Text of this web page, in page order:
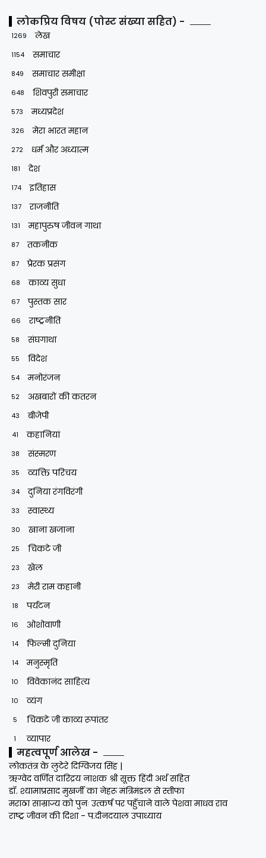
लोकप्रिय विषय (पोस्ट संख्या सहित) -
1269 लेख
1154 समाचार
849 समाचार समीक्षा
648 शिवपुरी समाचार
573 मध्यप्रदेश
326 मेरा भारत महान
272 धर्म और अध्यात्म
181 देश
174 इतिहास
137 राजनीति
131 महापुरुष जीवन गाथा
87 तकनीक
87 प्रेरक प्रसंग
68 काव्य सुधा
67 पुस्तक सार
66 राष्ट्रनीति
58 संघगाथा
55 विदेश
54 मनोरंजन
52 अखबारों की कतरन
43 बीजेपी
41 कहानियां
38 संस्मरण
35 व्यक्ति परिचय
34 दुनिया रंगविरंगी
33 स्वास्थ्य
30 खाना खजाना
25 चिकटे जी
23 खेल
23 मेरी राम कहानी
18 पर्यटन
16 ओशोवाणी
14 फिल्मी दुनिया
14 मनुस्मृति
10 विवेकानंद साहित्य
10 व्यंग
5 चिकटे जी काव्य रूपांतर
1 व्यापार
महत्वपूर्ण आलेख -
लोकतंत्र के लुटेरे दिग्विजय सिंह |
ऋग्वेद वर्णित दारिद्रय नाशक श्री सूक्त हिंदी अर्थ सहित
डॉ. श्यामाप्रसाद मुखर्जी का नेहरू मंत्रिमंडल से स्तीफा
मराठा साम्राज्य को पुनः उत्कर्ष पर पहुँचाने वाले पेशवा माधव राव
राष्ट्र जीवन की दिशा - प.दीनदयाल उपाध्याय